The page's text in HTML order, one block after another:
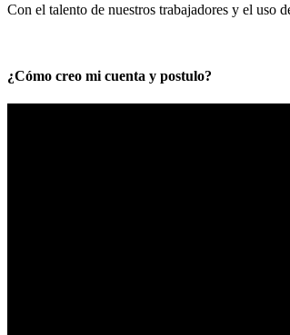
Con el talento de nuestros trabajadores y el uso
¿Cómo creo mi cuenta y postulo?